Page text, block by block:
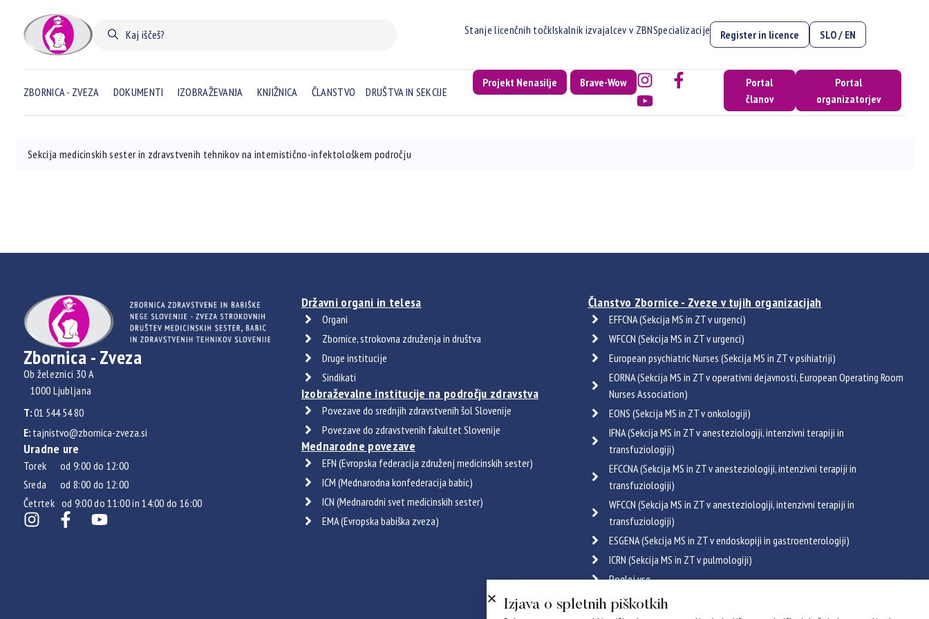
Stanje licenčnih točkIskalnik izvajalcev v ZBNSpecializacije Register in licence SLO / EN
ZBORNICA - ZVEZA DOKUMENTI IZOBRAŽEVANJA KNJIŽNICA ČLANSTVO DRUŠTVA IN SEKCIJE
Projekt Nenasilje Brave-Wow
Portal
članov
Portal
organizatorjev
Sekcija medicinskih sester in zdravstvenih tehnikov na internistično-infektološkem področju
Zbornica - Zveza
Ob železnici 30 A
1000 Ljubljana
T:01 544 54 80
E:tajnistvo@zbornica-zveza.si
Uradne ure
Torek od 9:00 do 12:00
Sreda od 8:00 do 12:00
Četrtek od 9:00 do 11:00 in 14:00 do 16:00
Državni organi in telesa
Organi
Zbornice, strokovna združenja in društva
Druge institucije
Sindikati
Izobraževalne institucije na področju zdravstva
Povezave do srednjih zdravstvenih šol Slovenije
Povezave do zdravstvenih fakultet Slovenije
Mednarodne povezave
EFN (Evropska federacija združenj medicinskih sester)
ICM (Mednarodna konfederacija babic)
ICN (Mednarodni svet medicinskih sester)
EMA (Evropska babiška zveza)
Članstvo Zbornice - Zveze v tujih organizacijah
EFFCNA (Sekcija MS in ZT v urgenci)
WFCCN (Sekcija MS in ZT v urgenci)
European psychiatric Nurses (Sekcija MS in ZT v psihiatriji)
EORNA (Sekcija MS in ZT v operativni dejavnosti, European Operating Room
Nurses Association)
EONS (Sekcija MS in ZT v onkologiji)
IFNA (Sekcija MS in ZT v anesteziologiji, intenzivni terapiji in
transfuziologiji)
EFCCNA (Sekcija MS in ZT v anesteziologiji, intenzivni terapiji in
transfuziologiji)
WFCCN (Sekcija MS in ZT v anesteziologiji, intenzivni terapiji in
transfuziologiji)
ESGENA (Sekcija MS in ZT v endoskopiji in gastroenterologiji)
ICRN (Sekcija MS in ZT v pulmologiji)
Poglej vse
Certifikati
Izjava o spletnih piškotkih